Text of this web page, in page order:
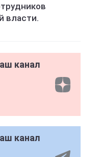
власти.
канал
канал